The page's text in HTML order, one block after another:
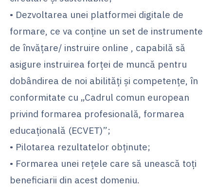
• Dezvoltarea unei platformei digitale de
formare, ce va conține un set de instrumente
de învățare/ instruire online , capabilă să
asigure instruirea forței de muncă pentru
dobândirea de noi abilități și competențe, în
conformitate cu „Cadrul comun european
privind formarea profesională, formarea
educațională (ECVET)”;
• Pilotarea rezultatelor obținute;
• Formarea unei rețele care să unească toți
beneficiarii din acest domeniu.